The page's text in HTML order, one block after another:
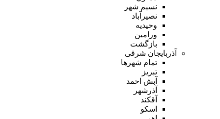
نسیم شهر
نصیرآباد
وحیدیه
ورامین
بازگشت
آذربایجان شرقی
تمام شهر‌ها
تبریز
آبش احمد
آذرشهر
آقکند
اسکو